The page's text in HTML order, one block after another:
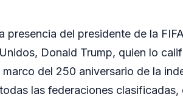
presencia del presidente de la
Donald Trump, quien lo
del 250 aniversario de la
las federaciones